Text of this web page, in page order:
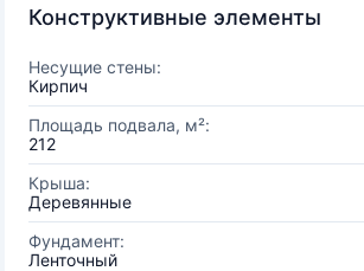
Конструктивные элементы
Несущие стены:
Кирпич
Площадь подвала, м²:
212
Крыша:
Деревянные
Фундамент:
Ленточный